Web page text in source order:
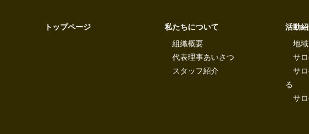
トップページ
私たちについて
組織概要
代表理事あいさつ
スタッフ紹介
活動
地
サ
サ
る
サ